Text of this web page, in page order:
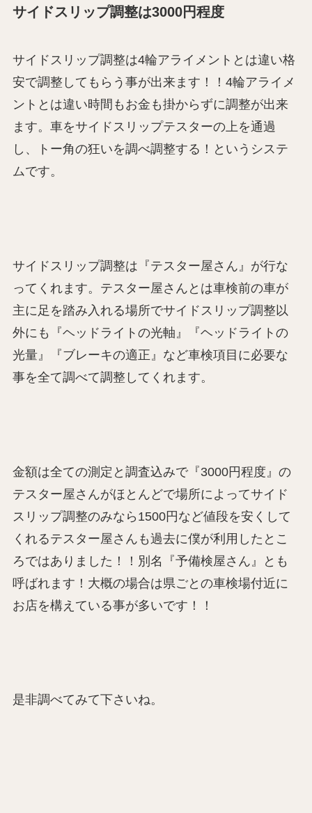
サイドスリップ調整は3000円程度
サイドスリップ調整は4輪アライメントとは違い格
安で調整してもらう事が出来ます！！4輪アライメ
ントとは違い時間もお金も掛からずに調整が出来
ます。車をサイドスリップテスターの上を通過
し、トー角の狂いを調べ調整する！というシステ
ムです。
サイドスリップ調整は『テスター屋さん』が行な
ってくれます。テスター屋さんとは車検前の車が
主に足を踏み入れる場所でサイドスリップ調整以
外にも『ヘッドライトの光軸』『ヘッドライトの
光量』『ブレーキの適正』など車検項目に必要な
事を全て調べて調整してくれます。
金額は全ての測定と調査込みで『3000円程度』の
テスター屋さんがほとんどで場所によってサイド
スリップ調整のみなら1500円など値段を安くして
くれるテスター屋さんも過去に僕が利用したとこ
ろではありました！！別名『予備検屋さん』とも
呼ばれます！大概の場合は県ごとの車検場付近に
お店を構えている事が多いです！！
是非調べてみて下さいね。